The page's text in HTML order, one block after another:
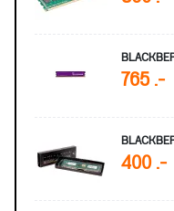
765 .-
400 .-